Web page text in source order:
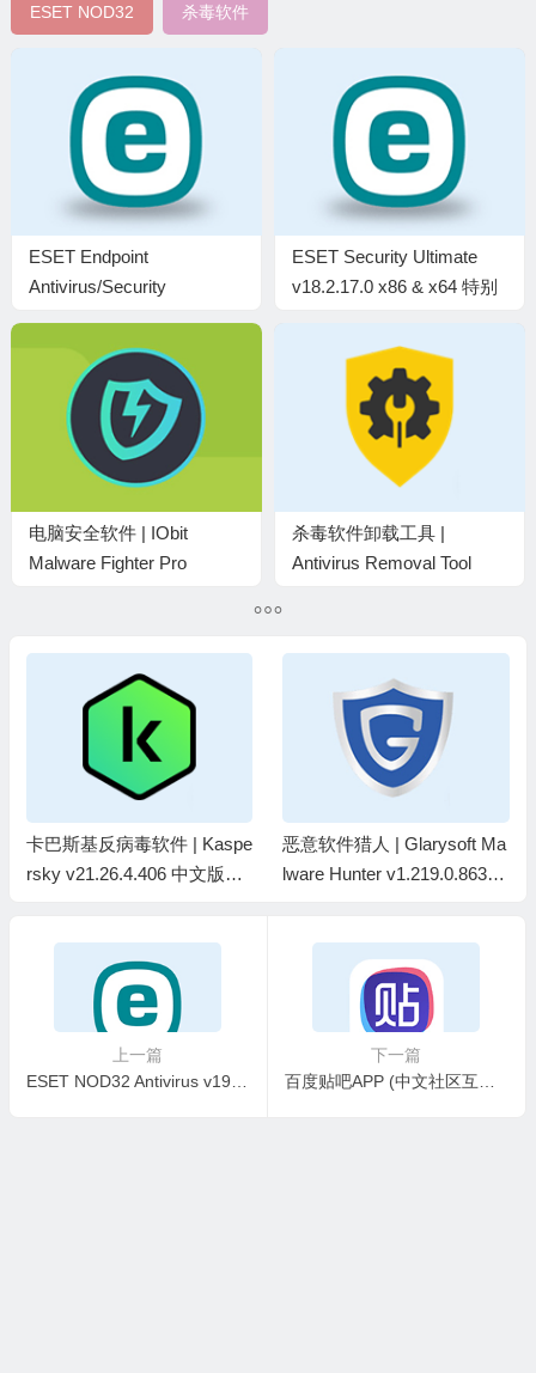
ESET NOD32 杀毒软件
ESET Endpoint
Antivirus/Security
ESET Security Ultimate
v18.2.17.0 x86 & x64 特别
电脑安全软件 | IObit
Malware Fighter Pro
杀毒软件卸载工具 |
Antivirus Removal Tool
卡巴斯基反病毒软件 | Kaspe
rsky v21.26.4.406 中文版带
恶意软件猎人 | Glarysoft Ma
lware Hunter v1.219.0.863
上一篇
ESET NOD32 Antivirus v19.2.7.0 x86 & x64 特别版(07.05)
下一篇
百度贴吧APP (中文社区互动平台) v22.7.3.0 去广告去首页视频推荐